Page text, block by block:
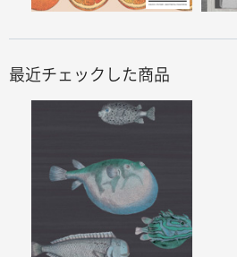
最近チェックした商品